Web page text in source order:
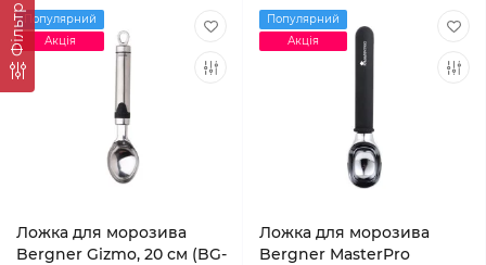
ФільтрПопулярний
Акція
Ложка для морозива
Bergner Gizmo, 20 см (BG-
Популярний
Акція
Ложка для морозива
Bergner MasterPro